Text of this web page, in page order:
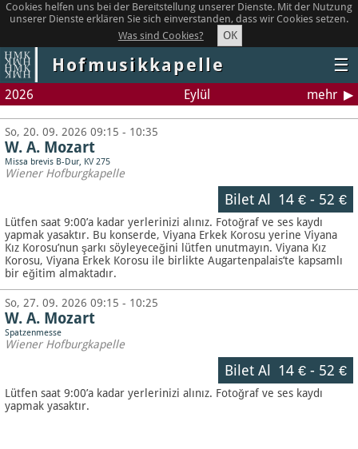
Cookies helfen uns bei der Bereitstellung unserer Dienste. Mit der Nutzung
unserer Dienste erklären Sie sich einverstanden, dass wir Cookies setzen.
Was sind Cookies?
OK
Hofmusikkapelle ☰
2026 Eylül mehr
So, 20. 09. 2026 09:15 - 10:35
W. A. Mozart
Missa brevis B-Dur, KV 275
Wiener Hofburgkapelle
Bilet Al 14 €- 52 €
Lütfen saat 9:00’a kadar yerlerinizi alınız. Fotoğraf ve ses kaydı
yapmak yasaktır. Bu konserde, Viyana Erkek Korosu yerine Viyana
Kız Korosu’nun şarkı söyleyeceğini lütfen unutmayın. Viyana Kız
Korosu, Viyana Erkek Korosu ile birlikte Augartenpalais’te kapsamlı
bir eğitim almaktadır.
So, 27. 09. 2026 09:15 - 10:25
W. A. Mozart
Spatzenmesse
Wiener Hofburgkapelle
Bilet Al 14 €- 52 €
Lütfen saat 9:00’a kadar yerlerinizi alınız. Fotoğraf ve ses kaydı
yapmak yasaktır.